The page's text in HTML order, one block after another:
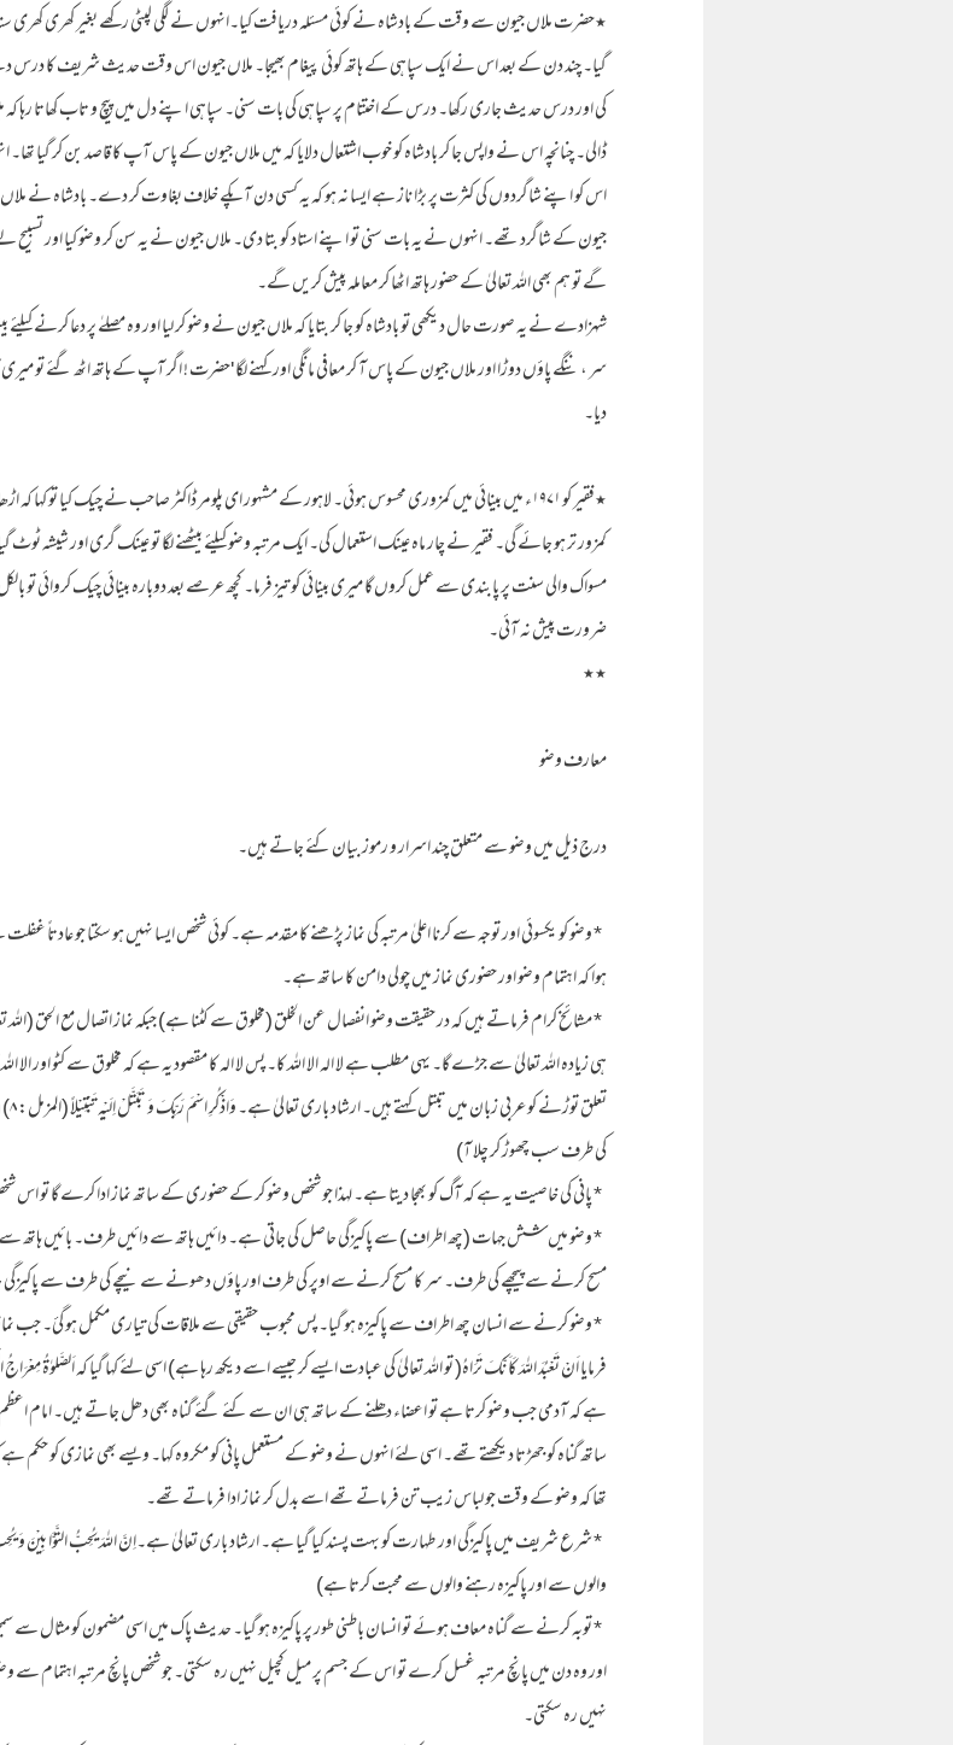
٭حضرت ملاں جیون سے وقت کے بادشاہ نے کوئی مسئلہ دریافت کیا۔انہوں نے لگی لپٹی رکھے بغیر کھری کھری
گیا۔ چند دن کے بعد اس نے ایک سپاہی کے ہاتھ کوئی پیغام بھیجا۔ ملاں جیون اس وقت حدیث شریف کا
کی اور درس حدیث جاری رکھا۔ درس کے اختتام پر سپاہی کی بات سنی۔ سپاہی اپنے دل میں پیچ و تاب کھاتا رہا کہ
ڈالی۔ چنانچہ اس نے واپس جا کر بادشاہ کو خوب اشتعال دلایا کہ میں ملاں جیون کے پاس آپ کا قاصد بن کر گیا تھا۔
اس کو اپنے شاگردوں کی کثرت پر بڑا ناز ہے ایسا نہ ہو کہ یہ کسی دن آپکے خلاف بغاوت کر دے۔ بادشاہ نے ملاں
جیون کے شاگرد تھے۔ انہوں نے یہ بات سنی تو اپنے استاد کو بتا دی۔ ملاں جیون نے یہ سن کر وضو کیا اور تسبیح
گے تو ہم بھی اللہ تعالیٰ کے حضور ہاتھ اٹھا کر معاملہ پیش کریں گے۔
شہزادے نے یہ صورت حال دیکھی تو بادشاہ کو جا کر بتایا کہ ملاں جیون نے وضو کر لیا اور وہ مصلےٰ پر دعا کرنے
سر ، ننگے پاؤں دوڑا اور ملاں جیون کے پاس آ کر معافی مانگی اور کہنے لگا 'حضرت ! اگر آپ کے ہاتھ اٹھ گئے
دیا۔
٭فقیر کو ۱۹۷۱ء میں بینائی میں کمزوری محسوس ہوئی۔ لاہور کے مشہور ای پلومر ڈاکٹر صاحب نے چیک کیا تو
کمزور تر ہو جائے گی۔ فقیر نے چار ماہ عینک استعمال کی۔ ایک مرتبہ وضو کیلئے بیٹھنے لگا تو عینک گری اور شیشہ
مسواک والی سنت پر پابندی سے عمل کروں گا میری بینائی کو تیز فرما۔ کچھ عرصے بعد دوبارہ بینائی چیک کروائی
ضرورت پیش نہ آئی۔
٭٭
معارف وضو
درج ذیل میں وضو سے متعلق چند اسرار و رموز بیان کئے جاتے ہیں۔
* وضو کو یکسوئی اور توجہ سے کرنا اعلیٰ مرتبہ کی نماز پڑھنے کا مقدمہ ہے۔ کوئی شخص ایسا نہیں ہو سکتا جو
ہوا کہ اہتمام وضو اور حضوری نماز میں چولی دامن کا ساتھ ہے۔
* مشائخ کرام فرماتے ہیں کہ در حقیقت وضو انفصال عن الخلق (مخلوق سے کٹنا ہے) جبکہ نماز اتصال مع الحق
ہی زیادہ اللہ تعالیٰ سے جڑے گا۔ یہی مطلب ہے لا الہ الا اللہ کا۔ پس لا الہ کا مقصود یہ ہے کہ مخلوق سے کٹو اور الا
کی طرف سب چھوڑ کر چلا آ)
* پانی کی خاصیت یہ ہے کہ آگ کو بھجا دیتا ہے۔ لہذا جو شخص وضو کر کے حضوری کے ساتھ نماز ادا کرے گا تو
* وضو میں شش جہات (چھ اطراف) سے پاکیزگی حاصل کی جاتی ہے۔ دائیں ہاتھ سے دائیں طرف۔ بائیں
مسح کرنے سے پیچھے کی طرف۔ سر کا مسح کرنے سے اوپر کی طرف اور پاؤں دھونے سے نیچے کی طرف سے
* وضو کرنے سے انسان چھ اطراف سے پاکیزہ ہو گیا۔ پس محبوب حقیقی سے ملاقات کی تیاری مکمل ہو گئ۔ جب
فرمایا اَنْ تَعْبُدَ اللہَ کَاَ نَّکَ تَرَاہُ( تو اللہ تعالیٰ کی عبادت ایسے کر جیسے اسے دیکھ رہا ہے) اسی لئے کہا گیا کہ اَلصَّلوٰۃُ
ہے کہ آدمی جب وضو کرتا ہے تو اعضاء دھلنے کے ساتھ ہی ان سے کئے گئے گناہ بھی دھل جاتے ہیں۔ امام اعظم
ساتھ گناہ کو جھڑتا دیکھتے تھے۔ اسی لئے انہوں نے وضو کے مستعمل پانی کو مکروہ کہا۔ ویسے بھی نمازی کو
تھا کہ وضو کے وقت جو لباس زیب تن فرماتے تھے اسے بدل کر نماز ادا فرماتے تھے۔
والوں سے اور پاکیزہ رہنے والوں سے محبت کرتا ہے)
* توبہ کرنے سے گناہ معاف ہوئے تو انسان باطنی طور پر پاکیزہ ہو گیا۔ حدیث پاک میں اسی مضمون کو مثال سے
اور وہ دن میں پانچ مرتبہ غسل کرے تو اس کے جسم پر میل کچیل نہیں رہ سکتی۔ جو شخص پانچ مرتبہ اہتمام
نہیں رہ سکتی۔